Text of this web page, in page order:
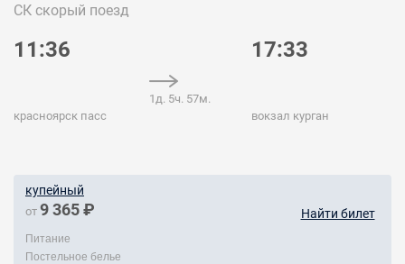
СК скорый поезд
11:36
красноярск пасс
1д. 5ч. 57м.
17:33
вокзал курган
купейный
от 9 365 ₽ Найти билет
Питание
Постельное белье